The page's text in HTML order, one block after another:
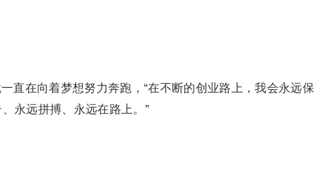
直在向着梦想努力奔跑，“在不断的创业路上，我会永远保
永远拼搏、永远在路上。”